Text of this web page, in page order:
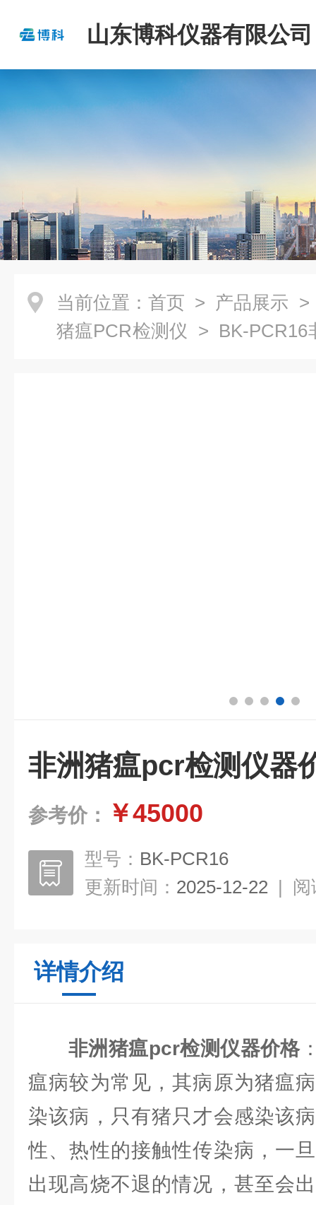
山东博科仪器有限公司
当前位置： 首页 > 产品展示
猪瘟PCR检测仪 > BK-PCR16
非洲猪瘟pcr检测仪器
参考价： ￥45000
型号： BK-PCR16
更新时间： 2025-12-22 | 阅
详情介绍
非洲猪瘟pcr检测仪器价格
瘟病较为常见，其病原为猪瘟
染该病，只有猪只才会感染该
性、热性的接触性传染病，一
出现高烧不退的情况，甚至会